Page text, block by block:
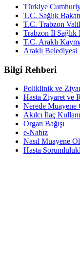
Türkiye
T.C. Sağlık
T.C. Trabzon
Trabzon İl Sağlık
T.C. Araklı
Araklı Belediyesi
Bilgi Rehberi
Poliklinik ve
Hasta Ziyaret ve
Nerede Muayene
Akılcı İlaç
Organ Bağışı
e-Nabız
Nasıl Muayene
Hasta